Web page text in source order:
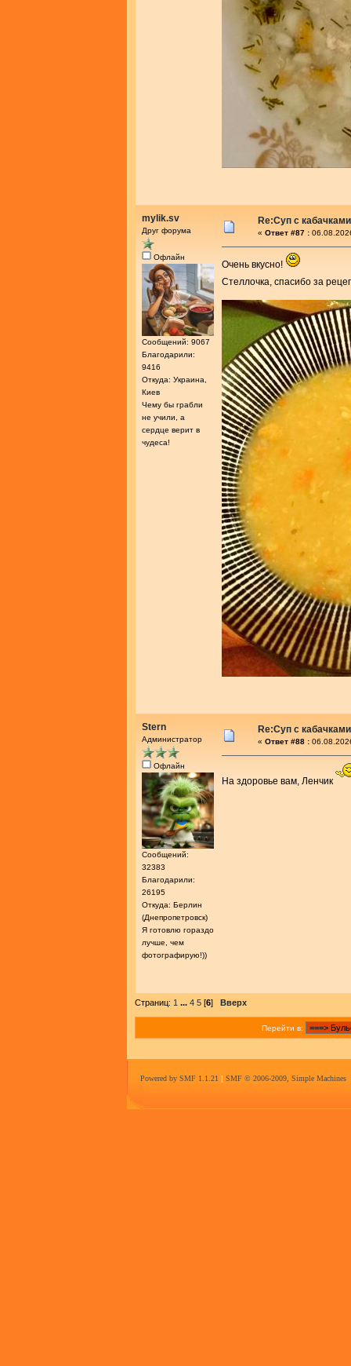
mylik.sv
Друг форума
Офлайн
Сообщений: 9067
Благодарили:
9416
Откуда: Украина,
Киев
Чему бы грабли
не учили, а
сердце верит в
чудеса!
Re:Суп с
« Ответ #87 :
Очень вкусно!
Стеллочка, спасибо за
Stern
Администратор
Офлайн
Сообщений:
32383
Благодарили:
26195
Откуда: Берлин
(Днепропетровск)
Я готовлю гораздо
лучше, чем
фотографирую!))
Re:Суп с
« Ответ #88 :
На здоровье вам, Ленчик
Страниц: 1 ... 4 5 [6] Вверх
Перейти в:
Powered by SMF 1.1.21 | SMF © 2006-2009, Simple Machines